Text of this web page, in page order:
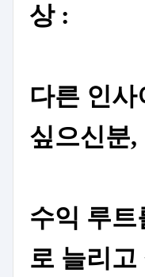
상 :
다른 인
싶으신분,
수익 루트
로 늘리고